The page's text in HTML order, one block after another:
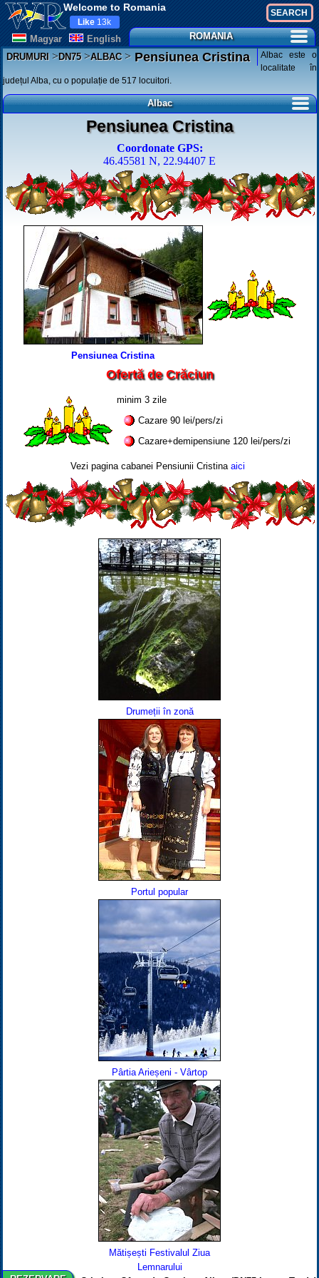
Welcome to Romania
Magyar English
Like 13k
ROMANIA
DRUMURI>DN75>ALBAC>Pensiunea Cristina
Albac este o
localitate în
județul Alba, cu o populație de 517 locuitori.
Albac
Pensiunea Cristina
Coordonate GPS:
46.45581 N, 22.94407 E
Pensiunea Cristina
Ofertă de Crăciun
minim 3 zile
Cazare 90 lei/pers/zi
Cazare+demipensiune 120 lei/pers/zi
Vezi pagina cabanei Pensiunii Cristina aici
Drumeții în zonă
Portul popular
Pârtia Arieșeni - Vârtop
Mătișești Festivalul Ziua
Lemnarului